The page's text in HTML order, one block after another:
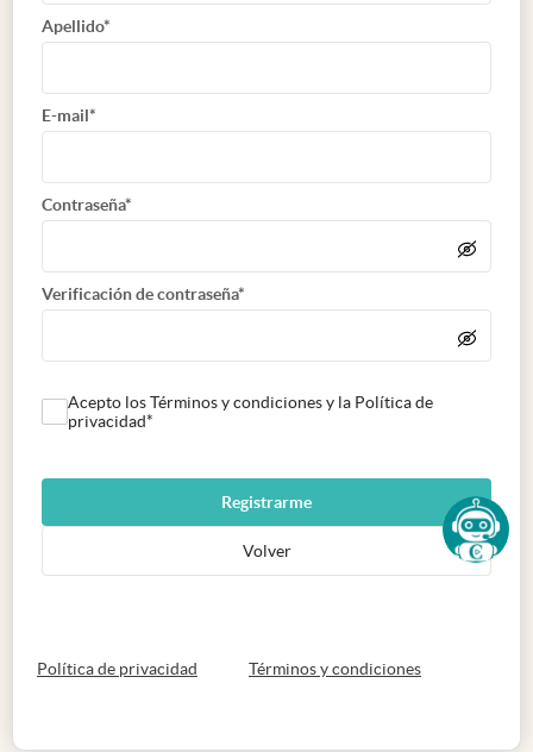
Apellido*
E-mail*
Contraseña*
Verificación de contraseña*
Acepto los Términos y condiciones y la Política de
privacidad*
Registrarme
Volver
Política de privacidad abre en nueva pestaña
Términos y condicionesabre en nueva